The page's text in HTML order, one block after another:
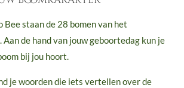
Bee staan de 28 bomen van het
de hand van jouw geboortedag kun je
bij jou hoort.
je woorden die iets vertellen over de